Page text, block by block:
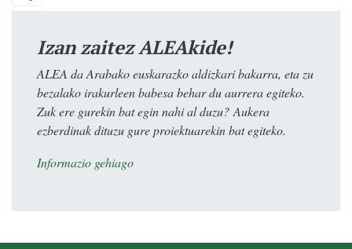
Izan zaitez ALEAkide!
ALEA da Arabako euskarazko aldizkari bakarra, eta zu
bezalako irakurleen babesa behar du aurrera egiteko.
Zuk ere gurekin bat egin nahi al duzu? Aukera
ezberdinak dituzu gure proiektuarekin bat egiteko.
Informazio gehiago